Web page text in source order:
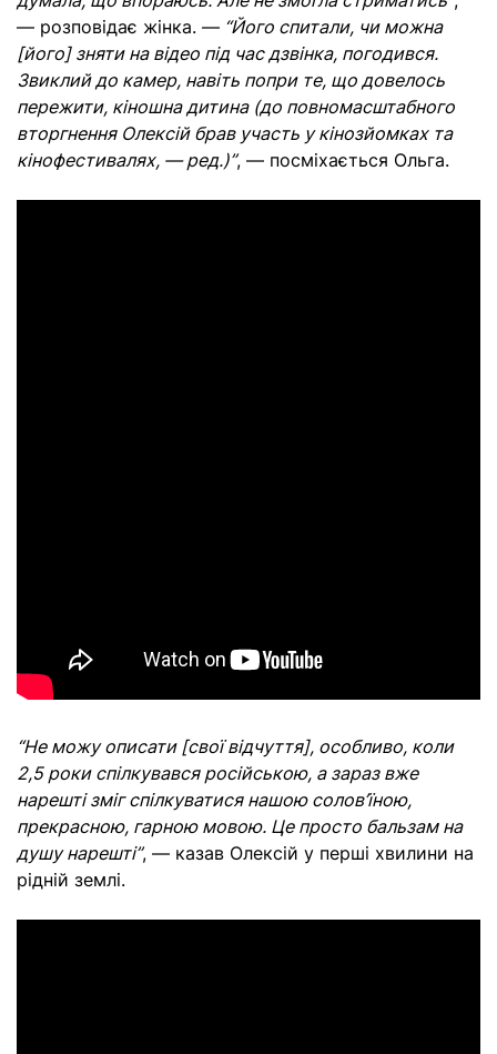
— розповідає жінка. — “Його спитали, чи можна
[його] зняти на відео під час дзвінка, погодився.
Звиклий до камер, навіть попри те, що довелось
пережити, кіношна дитина (до повномасштабного
вторгнення Олексій брав участь у кінозйомках та
кінофестивалях, — ред.)”, — посміхається Ольга.
“Не можу описати [свої відчуття], особливо, коли
2,5 роки спілкувався російською, а зараз вже
нарешті зміг спілкуватися нашою солов’їною,
прекрасною, гарною мовою. Це просто бальзам на
душу нарешті”, — казав Олексій у перші хвилини на
рідній землі.